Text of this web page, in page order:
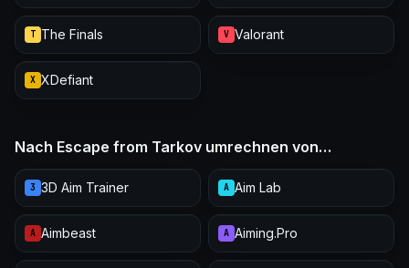
T The Finals V Valorant
X XDefiant
Nach Escape from Tarkov umrechnen von…
3 3D Aim Trainer A Aim Lab
A Aimbeast A Aiming.Pro